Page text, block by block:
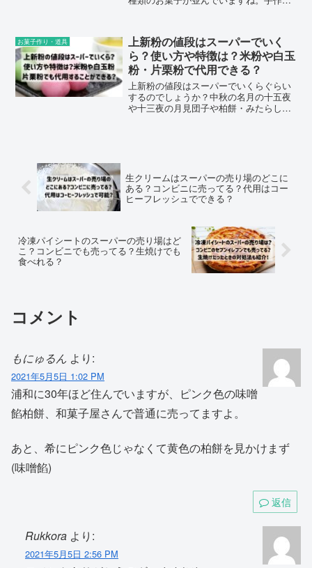
介します。
お菓子作り・道具
上新粉の値段はスーパーでいく
ら？使い方や特徴は？米粉や白玉
粉・片栗粉で代用できる？
上新粉の値段はスーパーでいくらぐらい
するのでしょうか？中秋の名月の十五夜
や十三夜の月見団子や柏餅・みたらし団
生クリームはスーパーの売り場のどこに
ある？コンビニに売ってる？代用はコー
ヒーフレッシュでできる？
冷凍パイシートのスーパーの売り場はど
こ？コンビニでも売ってる？生焼けでも
食べれる？
コメント
もにゅるん より:
2021年5月5日 1:02 PM
浦和に30年ほど住んでいますが、ピンク色の味噌
餡柏餅、和菓子屋さんで普通に売ってますよ。
あと、希にピンク色じゃなくて黄色の柏餅を見かけまず
(味噌餡)
返信
Rukkora より:
2021年5月5日 2:56 PM